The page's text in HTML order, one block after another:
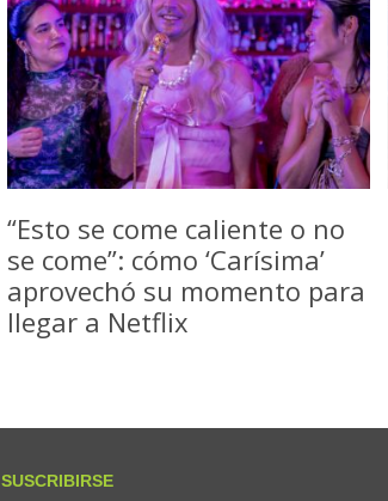
“Esto se come caliente o no
se come”: cómo ‘Carísima’
aprovechó su momento para
llegar a Netflix
SUSCRIBIRSE